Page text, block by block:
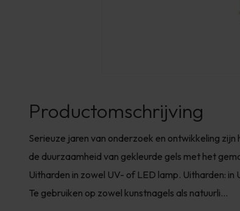
Productomschrijving
Serieuze jaren van onderzoek en ontwikkeling
de duurzaamheid van gekleurde gels met het
Uitharden in zowel UV- of LED lamp. Uitharden:
Te gebruiken op zowel kunstnagels als natuurli...